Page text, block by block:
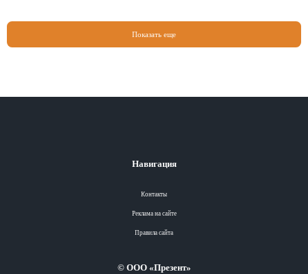
Показать еще
Навигация
Контакты
Реклама на сайте
Правила сайта
© ООО «Презент»